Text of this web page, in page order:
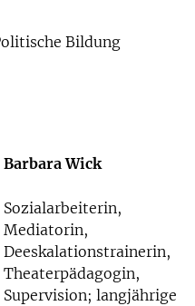
Bildung
Barbara Wick
Sozialarbeiterin,
Mediatorin,
Deeskalationstrainerin,
Theaterpädagogin,
Supervision; langjährige